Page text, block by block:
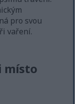
pro svou
vaření.
místo